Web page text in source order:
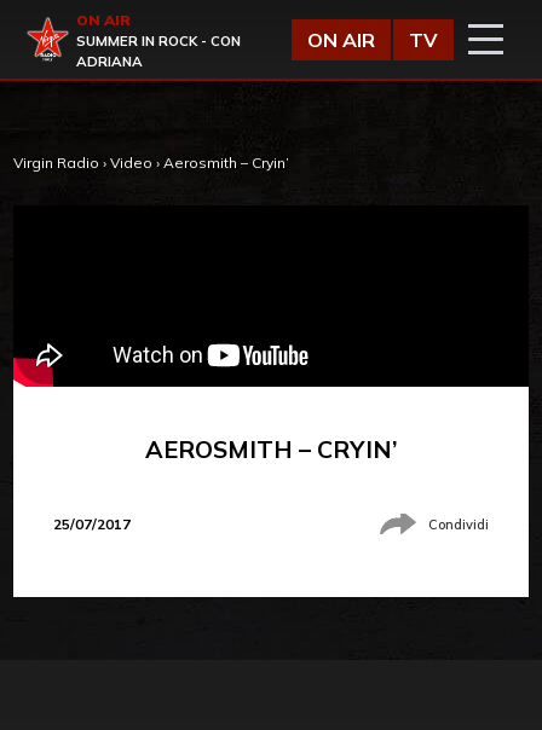
Virgin Radio
ON AIR
SUMMER IN ROCK - CON
ADRIANA
ON AIR TV
Virgin Radio › Video › Aerosmith – Cryin’
AEROSMITH – CRYIN’
25/07/2017 Condividi